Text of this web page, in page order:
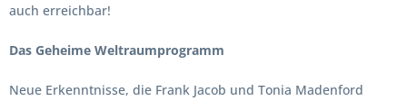
auch erreichbar!
Das Geheime Weltraumprogramm
Neue Erkenntnisse, die Frank Jacob und Tonia Madenford